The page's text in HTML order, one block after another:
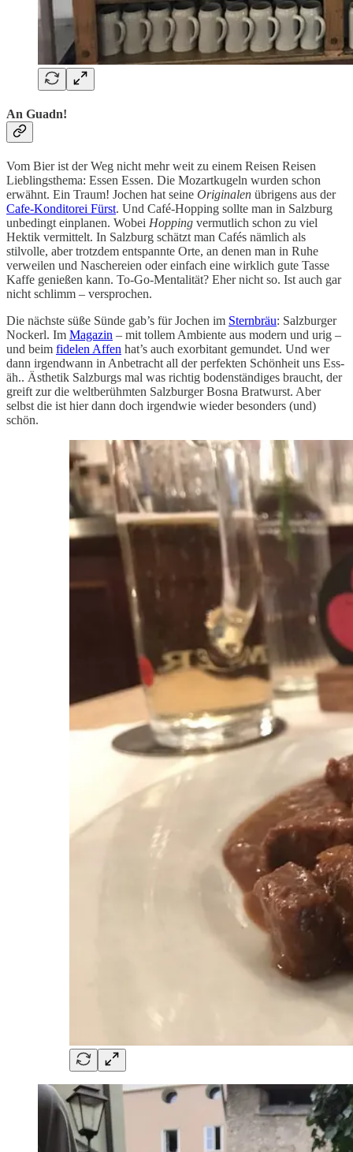
An Guadn!
Vom Bier ist der Weg nicht mehr weit zu einem Reisen Reisen
Lieblingsthema: Essen Essen. Die Mozartkugeln wurden schon
erwähnt. Ein Traum! Jochen hat seine Originalen übrigens aus der
Cafe-Konditorei Fürst. Und Café-Hopping sollte man in Salzburg
unbedingt einplanen. Wobei Hopping vermutlich schon zu viel
Hektik vermittelt. In Salzburg schätzt man Cafés nämlich als
stilvolle, aber trotzdem entspannte Orte, an denen man in Ruhe
verweilen und Naschereien oder einfach eine wirklich gute Tasse
Kaffe genießen kann. To-Go-Mentalität? Eher nicht so. Ist auch gar
nicht schlimm – versprochen.
Die nächste süße Sünde gab’s für Jochen im Sternbräu: Salzburger
Nockerl. Im Magazin – mit tollem Ambiente aus modern und urig –
und beim fidelen Affen hat’s auch exorbitant gemundet. Und wer
dann irgendwann in Anbetracht all der perfekten Schönheit uns Ess-
äh.. Ästhetik Salzburgs mal was richtig bodenständiges braucht, der
greift zur die weltberühmten Salzburger Bosna Bratwurst. Aber
selbst die ist hier dann doch irgendwie wieder besonders (und)
schön.